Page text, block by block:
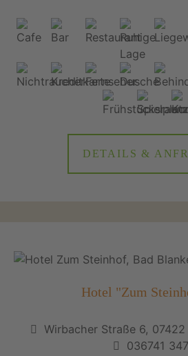
DETAILS &
Hotel "Zum
Wirbacher Straße 6,
036741